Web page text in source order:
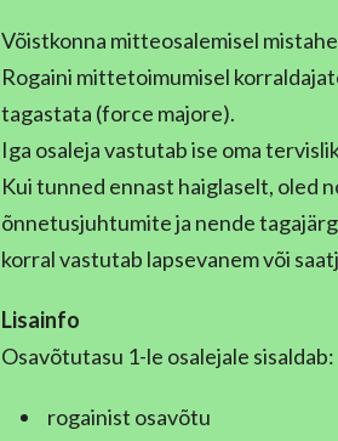
Võistkonna mitteosalemisel
Rogaini mittetoimumisel
tagastata (force majore).
Iga osaleja vastutab ise oma
Kui tunned ennast haiglaselt, oled
õnnetusjuhtumite ja nende
korral vastutab lapsevanem või
Lisainfo
Osavõtutasu 1-le osalejale sisaldab:
rogainist osavõtu